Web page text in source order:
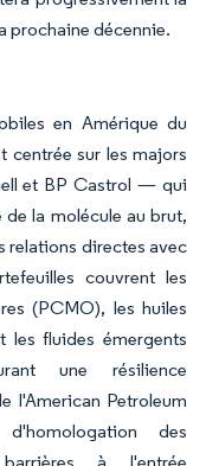
prochaine décennie.
en Amérique du
centrée sur les majors
et BP Castrol — qui
la molécule au brut,
relations directes avec
couvrent les
(PCMO), les huiles
fluides émergents
une résilience
l'American Petroleum
des